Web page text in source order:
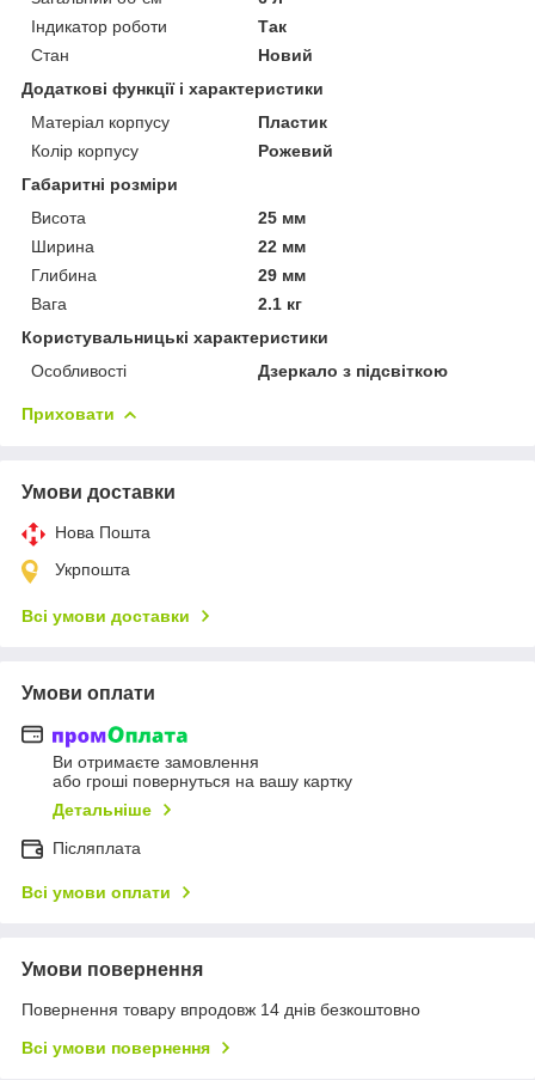
Індикатор роботи
Так
Стан
Новий
Додаткові функції і характеристики
Матеріал корпусу
Пластик
Колір корпусу
Рожевий
Габаритні розміри
Висота
25 мм
Ширина
22 мм
Глибина
29 мм
Вага
2.1 кг
Користувальницькі характеристики
Особливості
Дзеркало з підсвіткою
Приховати
Умови доставки
Нова Пошта
Укрпошта
Всі умови доставки
Умови оплати
Ви отримаєте замовлення
або гроші повернуться на вашу картку
Детальніше
Післяплата
Всі умови оплати
Умови повернення
Повернення товару впродовж 14 днів безкоштовно
Всі умови повернення